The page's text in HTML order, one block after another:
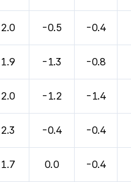
2.0 -0.5 -0.4
1.9 -1.3 -0.8
2.0 -1.2 -1.4
2.3 -0.4 -0.4
1.7 0.0 -0.4